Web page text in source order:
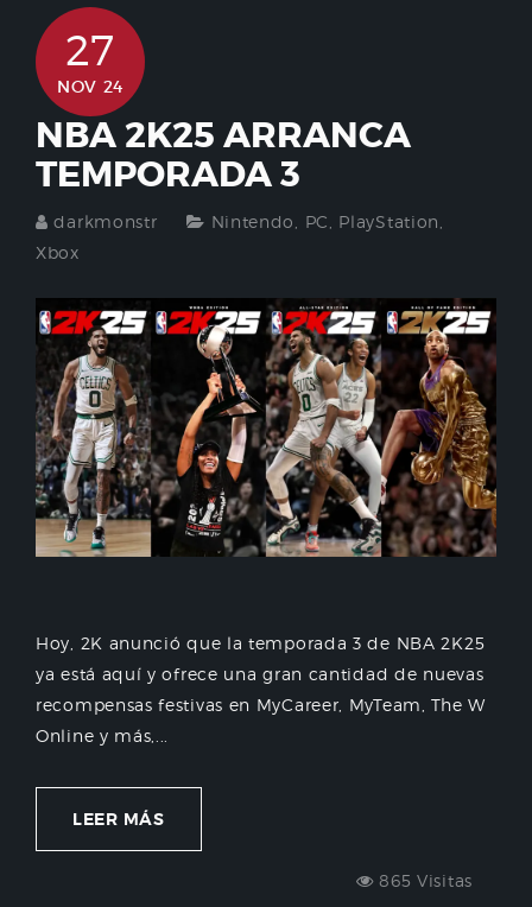
27
NOV 24
NBA 2K25 ARRANCA
TEMPORADA 3
darkmonstr Nintendo PC PlayStation
Xbox
Hoy, 2K anunció que la temporada 3 de NBA 2K25
ya está aquí y ofrece una gran cantidad de nuevas
recompensas festivas en MyCareer, MyTeam, The W
Online y más,...
LEER MÁS
865 Visitas